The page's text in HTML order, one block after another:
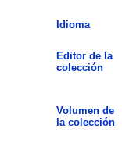
Idioma
Editor de la
colección
Volumen de
la colección